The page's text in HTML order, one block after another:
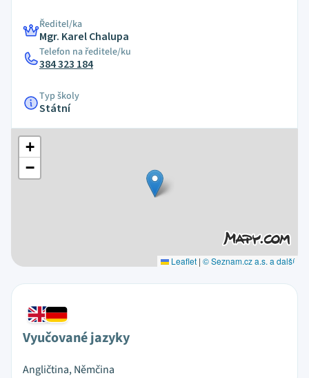
Ředitel/ka
Mgr. Karel Chalupa
Telefon na ředitele/ku
384 323 184
Typ školy
Státní
+
−
Leaflet | © Seznam.cz a.s. a další
Vyučované jazyky
Angličtina, Němčina